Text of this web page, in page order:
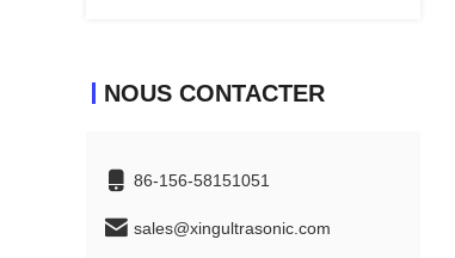
NOUS CONTACTER
86-156-58151051
sales@xingultrasonic.com